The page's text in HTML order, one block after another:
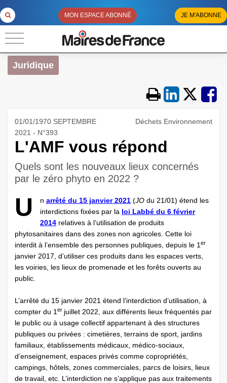
MON ESPACE ABONNÉ JE M'ABONNE
Juridique
01/01/1970 SEPTEMBRE
2021 - N°393
Déchets Environnement
L'AMF vous répond
Quels sont les nouveaux lieux concernés
par le zéro phyto en 2022 ?
U n arrêté du 15 janvier 2021 (JO du 21/01) étend les
interdictions fixées par la loi Labbé du 6 février
2014 relatives à l’utilisation de produits
phytosanitaires dans des zones non agricoles. Cette loi
interdit à l’ensemble des personnes publiques, depuis le 1 er
janvier 2017, d’utiliser ces produits dans les espaces verts,
les voiries, les lieux de promenade et les forêts ouverts au
public.
L’arrêté du 15 janvier 2021 étend l’interdiction d’utilisation, à
compter du 1 er juillet 2022, aux différents lieux fréquentés par
le public ou à usage collectif appartenant à des structures
publiques ou privées : cimetières, terrains de sport, jardins
familiaux, établissements médicaux, médico-sociaux,
d’enseignement, espaces privés comme copropriétés,
campings, hôtels, zones commerciales, parcs de loisirs, lieux
de travail, etc. L’interdiction ne s’applique pas aux traitements